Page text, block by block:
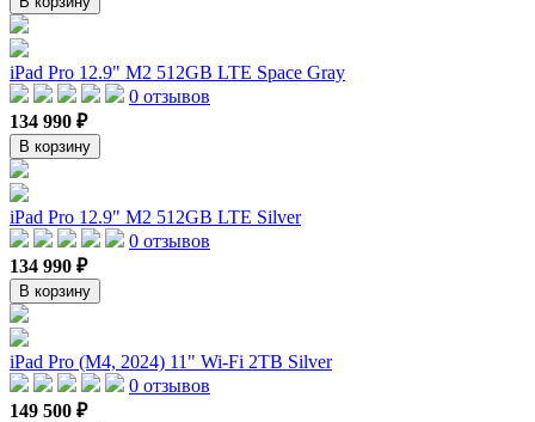
iPad Pro 12.9" M2 512GB LTE Space Gray
0 отзывов
134 990 ₽
В корзину
iPad Pro 12.9" M2 512GB LTE Silver
0 отзывов
134 990 ₽
В корзину
iPad Pro (M4, 2024) 11" Wi-Fi 2TB Silver
0 отзывов
149 500 ₽